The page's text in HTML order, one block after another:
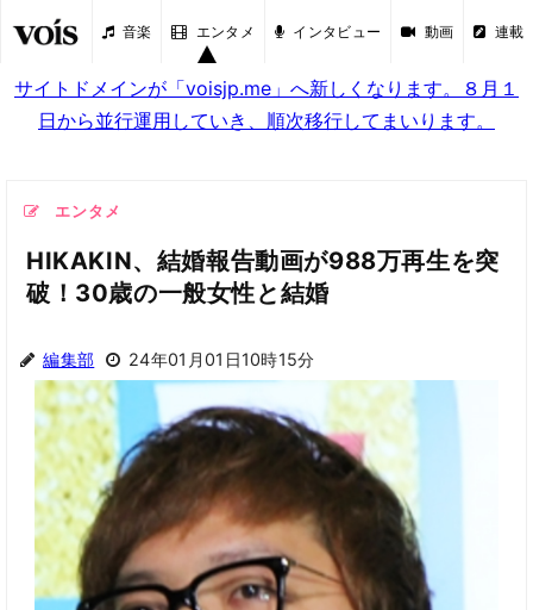
音楽 エンタメ インタビュー 動画 連載
サイトドメインが「voisjp.me」へ新しくなります。８月１
日から並行運用していき、順次移行してまいります。
エンタメ
HIKAKIN、結婚報告動画が988万再生を突
破！30歳の一般女性と結婚
編集部 24年01月01日10時15分